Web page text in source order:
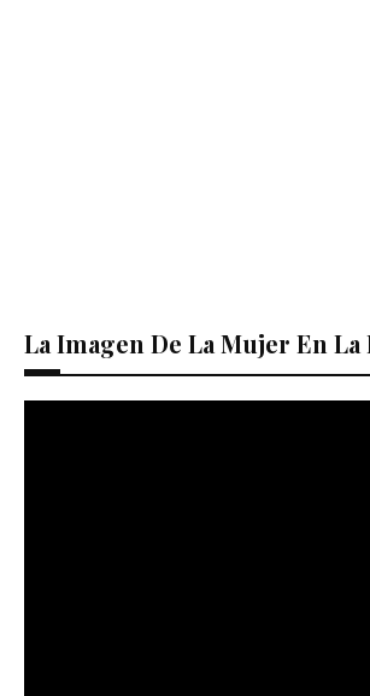
La Imagen De La Mujer En